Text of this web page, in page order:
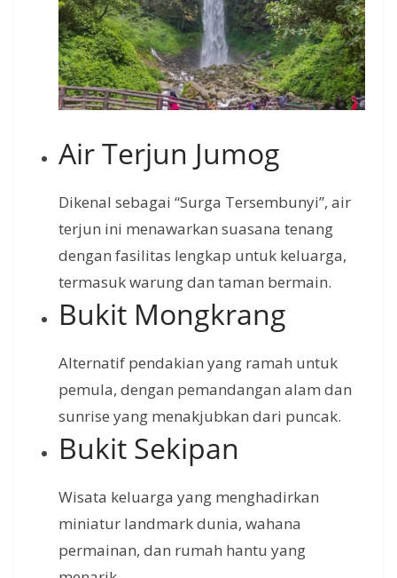
Air Terjun Jumog
Dikenal sebagai “Surga Tersembunyi”, air
terjun ini menawarkan suasana tenang
dengan fasilitas lengkap untuk keluarga,
termasuk warung dan taman bermain.
Bukit Mongkrang
Alternatif pendakian yang ramah untuk
pemula, dengan pemandangan alam dan
sunrise yang menakjubkan dari puncak.
Bukit Sekipan
Wisata keluarga yang menghadirkan
miniatur landmark dunia, wahana
permainan, dan rumah hantu yang